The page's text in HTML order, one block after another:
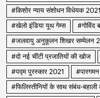
#किशोर न्याय संशोधन विधेयक 2021
#खेलो इंडिया यूथ गेम्स #गोविंद
#जलवायु अनुकूलन शिखर सम्मेलन
#दो नई चींटी प्रजातियों की खोज
#पद्म पुरस्कार 2021
#फिलिस्तीनियों के साथ संबंध-बहाली